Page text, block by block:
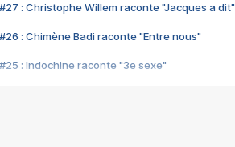
#27 : Christophe Willem raconte "Jacques a dit"
#26 : Chimène Badi raconte "Entre nous"
#25 : Indochine raconte "3e sexe"